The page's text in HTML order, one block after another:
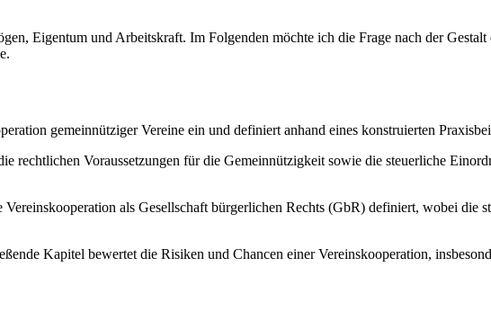
Eigentum und Arbeitskraft. Im Folgenden möchte ich die Frage nach der
gemeinnütziger Vereine ein und definiert anhand eines konstruierten
rechtlichen Voraussetzungen für die Gemeinnützigkeit sowie die steuerliche
als Gesellschaft bürgerlichen Rechts (GbR) definiert, wobei die
Kapitel bewertet die Risiken und Chancen einer Vereinskooperation,